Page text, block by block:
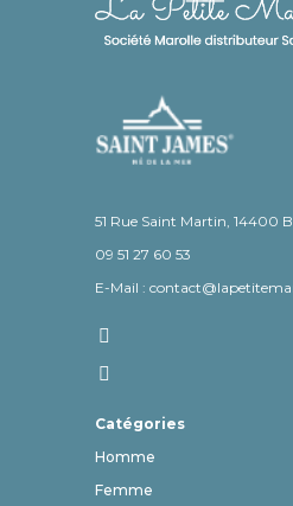
51 Rue Saint Martin, 14400
09 51 27 60 53
E-Mail :
Catégories
Homme
Femme